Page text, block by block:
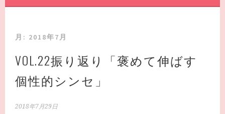
月: 2018年7月
VOL.22振り返り「褒めて伸ばす
個性的シンセ」
2018年7月29日